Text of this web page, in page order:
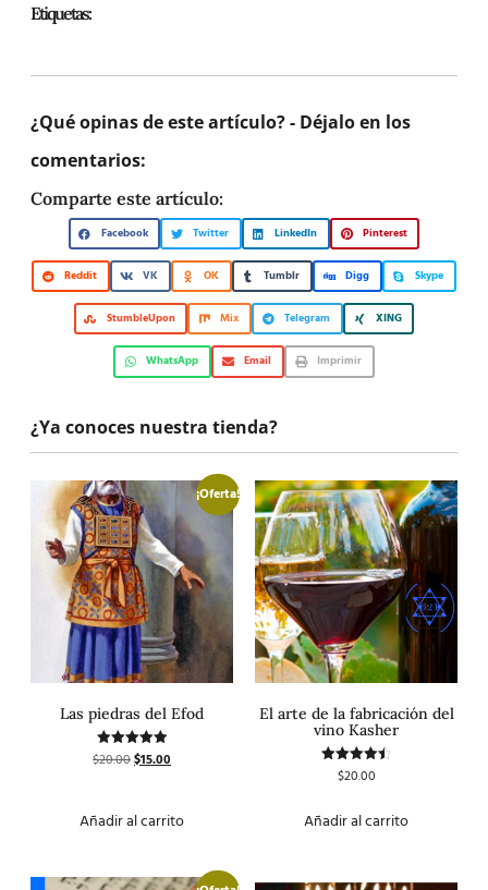
Etiquetas:
¿Qué opinas de este artículo? - Déjalo en los
comentarios:
Comparte este artículo:
Facebook Twitter LinkedIn Pinterest
Reddit VK OK Tumblr Digg Skype
StumbleUpon Mix Telegram XING
WhatsApp Email Imprimir
¿Ya conoces nuestra tienda?
¡Oferta!
Las piedras del Efod
Valorado
con
$20.00$15.00
Añadir al carrito
El arte de la fabricación del
vino Kasher
Valorado
$20.00
Añadir al carrito